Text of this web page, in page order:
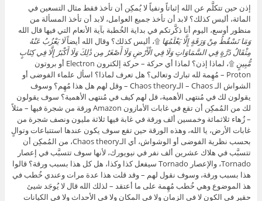
إذن حين تتكلَّم عن الله إثباتاً ونفياً لا يُمكِن أن تأخذ فقط مثال التسعين في
المائة، أليس كذلك؟ لابد أن تأخذ جميع العوامل، لابد أن تأخذ المسألة من
منظور أوسع، اليوم أنا ذكَّرتكم في بداية الخُطبة بآية الأنعام التي فيها قال الله
وَمَا تَسْقُطُ مِنْ وَرَقَةٍ إِلَّا يَعْلَمُهَا ۩، أليس كذلك؟ وقال الله أيضاًلَا يَعْزُبُ عَنْهُ
مِثْقَالُ ذَرَّةٍ فِي السَّمَاوَاتِ وَلَا فِي الْأَرْضِ وَلَا أَصْغَرُ مِن ذَٰلِكَ وَلَا أَكْبَرُ إِلَّا فِي كِتَابٍ
مُّبِينٍ
۩، لماذا إذن؟ لماذا أي حركة – حركة إلكترون Electron أو بروتون
Proton – مُهِمة لله تبارك وتعالى؟ هل تعرف لماذا؟ اسأل علماء الفوضى أو
الشواش الـ Chaos – الـChaos theory – وقل لهم هل هذا مُهِم؟ وسوف
يقولون لك في مُنتهى الأهمية، قل لهم كيف في مُنتهى الأهمية؟ سوف يقولون
لك من المُمكِن أن تقع في غابات الأمازون Amazon ورقة من شجرة فيها – مثلاً
– زُهاء ثلاثمائة وخمسين ألف ورقة في غابة فيها ثلاثة مليون ونصف شجرة من
غابات الأرض، يا الله، وهذه الورقة حين تقع سوف يكون عندها استتباعات وتوالٍ
بحسب نظرية الفوضى أو الوشواش، أي الـChaos theory، من المُمكِن أن
تتسبَّب في هلاك عشرين ألف نفر في نيويورك، لأنها سوف تتسبَّب في إعصار
Tornado، والإعصار Tornado سيفعل كذا وكذا، هل كل هذا بسبب ورقة؟ قالوا
هذا بسبب ورقة، وسوف نقول لهم – وقد قلت هذا عدة مرات وعندي خُطب في
هذ الموضوع وهي خُطب مُهِمة على ما أعتقد – لذلك الله قال لا يُوجَد شيئ
حقير في الكون لا في الزمان ولا في المكان ولا في الأحداث ولا في الكيانات